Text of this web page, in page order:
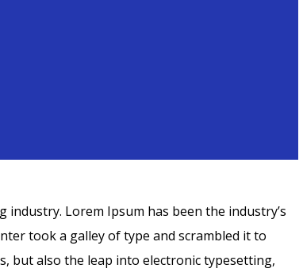
Lorem Ipsum has been the industry’s
took a galley of type and scrambled it to
but also the leap into electronic typesetting,